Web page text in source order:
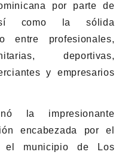
por parte de
como la sólida
entre profesionales,
deportivas,
y empresarios
la impresionante
encabezada por el
el municipio de Los